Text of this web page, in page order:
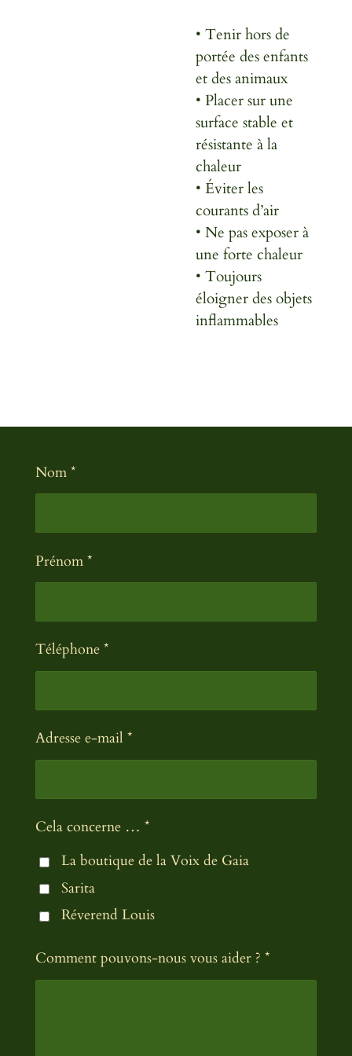
• Tenir hors de
portée des enfants
et des animaux
• Placer sur une
surface stable et
résistante à la
chaleur
• Éviter les
courants d’air
• Ne pas exposer à
une forte chaleur
• Toujours
éloigner des objets
inflammables
Nom *
Prénom *
Téléphone *
Adresse e-mail *
Cela concerne … *
La boutique de la Voix de Gaia
Sarita
Réverend Louis
Comment pouvons-nous vous aider ? *